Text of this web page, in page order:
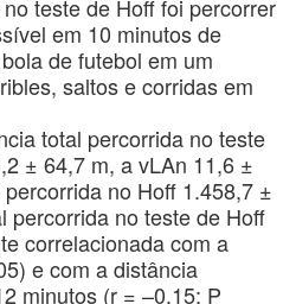
teste de Hoff foi percorrer
em 10 minutos de
de futebol em um
saltos e corridas em
total percorrida no teste
± 64,7 m, a vLAn 11,6 ±
no Hoff 1.458,7 ±
percorrida no teste de Hoff
correlacionada com a
e com a distância
minutos (r = –0,15; P